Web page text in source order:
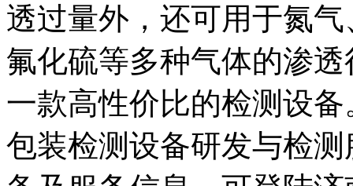
透过量外，还可用于氮
氟化硫等多种气体的渗
一款高性价比的检测设
包装检测设备研发与检